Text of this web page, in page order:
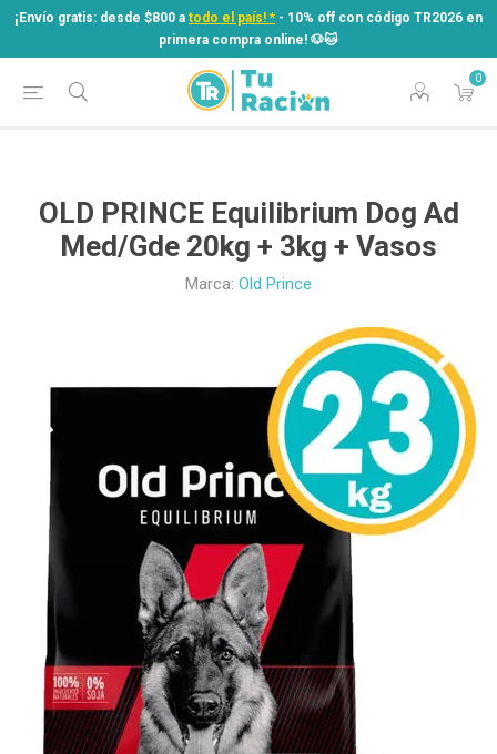
¡Envío gratis: desde $800 a todo el país! * - 10% off con código TR2026 en
primera compra online! ​🐶​🐱
0
¡Envío gratis: desde $800 atodo el país! *
- 10% off con código TR2026 en
primera compra online! ​🐶​🐱
OLD PRINCE Equilibrium Dog Ad
Med/Gde 20kg + 3kg + Vasos
Marca: Old Prince